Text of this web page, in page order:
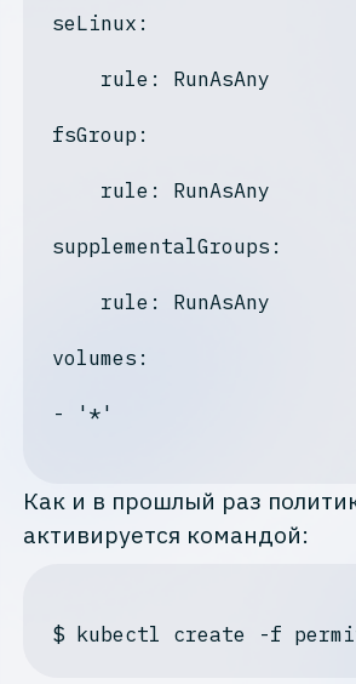
seLinux:
fsGroup:
supplementalGroups:
volumes:
- '*'
Как и в прошлый раз
активируется командой:
$ kubectl create -f